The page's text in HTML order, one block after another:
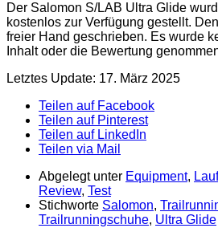
Der Salomon S/LAB Ultra Glide
kostenlos zur Verfügung gestellt.
freier Hand geschrieben. Es wurde
Inhalt oder die Bewertung
Letztes Update: 17. März 2025
Teilen auf Facebook
Teilen auf Pinterest
Teilen auf LinkedIn
Teilen via Mail
Abgelegt unter Equipment,
Review, Test
Stichworte Salomon,
Trailrunningschuhe, Ultra Glide